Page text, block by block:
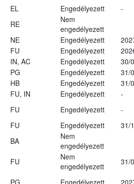
EL Engedélyezett
-
RE
Nem
engedélyezett
NE Engedélyezett
FU Engedélyezett
IN, AC Engedélyezett
30/
PG Engedélyezett
31/
HB Engedélyezett
31/
FU, IN Engedélyezett
-
FU Engedélyezett
-
FU Engedélyezett
31/
BA
Nem
engedélyezett
FU
Nem
engedélyezett
31/